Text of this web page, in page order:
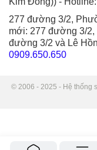
277 đường 3/2,
mới: 277 đường 3/
đường 3/2 và Lê
0909.650.650
© 2006 - 2025 - Hệ thống